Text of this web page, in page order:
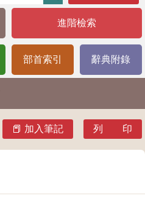
進階檢索
部首索引 辭典附錄
加入筆記 列 印